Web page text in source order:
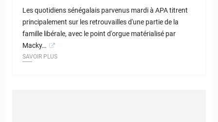
Les quotidiens sénégalais parvenus mardi à APA titrent
principalement sur les retrouvailles d'une partie de la
famille libérale, avec le point d'orgue matérialisé par
Macky…
SAVOIR PLUS